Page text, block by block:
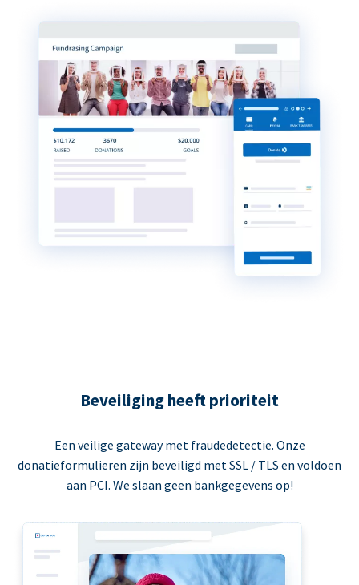
Beveiliging heeft prioriteit
Een veilige gateway met fraudedetectie. Onze
donatieformulieren zijn beveiligd met SSL / TLS en voldoen
aan PCI. We slaan geen bankgegevens op!